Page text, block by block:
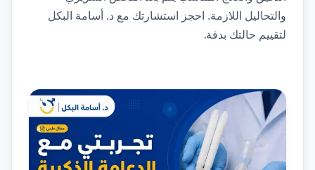
لتقييم حالتك بدقة.